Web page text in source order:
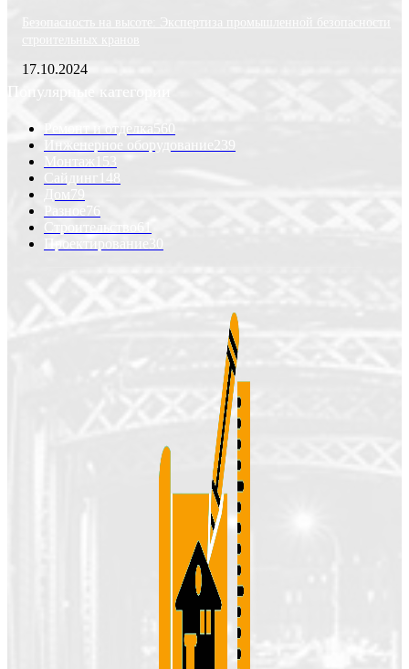
Безопасность на высоте: Экспертиза промышленной безопасности
строительных кранов
17.10.2024
Популярные категории
Ремонт и отделка 560
Инженерное оборудование 239
Монтаж
153
Сайдинг
148
79
Разное
76
Строительство
61
Проектирование